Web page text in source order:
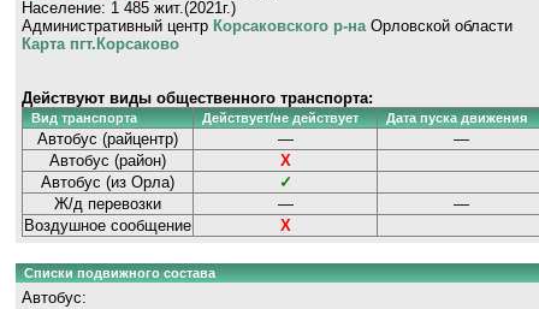
Население: 1 485 жит.(2021г.)
Административный центр Корсаковского р-на Орловской области
Карта пгт.Корсаково
Действуют виды общественного транспорта:
Вид транспорта Действует/не действует Дата пуска движения
Автобус (райцентр) —
—
Автобус (район)
Х
Автобус (из Орла)
✓
Ж/д перевозки
—
—
Воздушное сообщение
Х
Списки подвижного состава
Автобус: